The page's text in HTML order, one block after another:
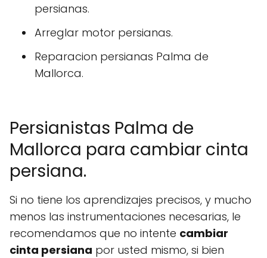
persianas.
Arreglar motor persianas.
Reparacion persianas Palma de
Mallorca.
Persianistas Palma de
Mallorca para cambiar cinta
persiana.
Si no tiene los aprendizajes precisos, y mucho
menos las instrumentaciones necesarias, le
recomendamos que no intente cambiar
cinta persiana por usted mismo, si bien